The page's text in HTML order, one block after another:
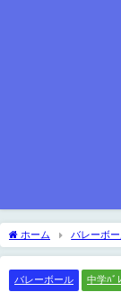
ホーム バレーボ
手権大会県予選 男子結
バレーボール 中学ﾊﾞ